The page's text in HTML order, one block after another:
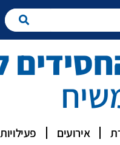
אירועים פעילויות